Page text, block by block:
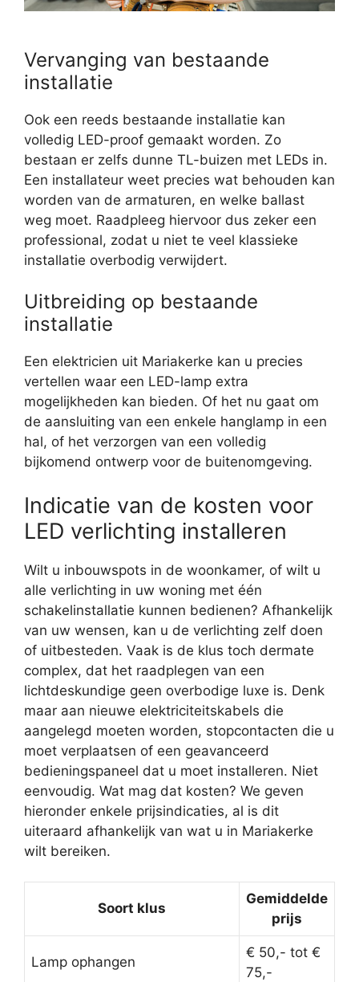
Vervanging van bestaande
installatie
Ook een reeds bestaande installatie kan
volledig LED-proof gemaakt worden. Zo
bestaan er zelfs dunne TL-buizen met LEDs in.
Een installateur weet precies wat behouden kan
worden van de armaturen, en welke ballast
weg moet. Raadpleeg hiervoor dus zeker een
professional, zodat u niet te veel klassieke
installatie overbodig verwijdert.
Uitbreiding op bestaande
installatie
Een elektricien uit Mariakerke kan u precies
vertellen waar een LED-lamp extra
mogelijkheden kan bieden. Of het nu gaat om
de aansluiting van een enkele hanglamp in een
hal, of het verzorgen van een volledig
bijkomend ontwerp voor de buitenomgeving.
Indicatie van de kosten voor
LED verlichting installeren
Wilt u inbouwspots in de woonkamer, of wilt u
alle verlichting in uw woning met één
schakelinstallatie kunnen bedienen? Afhankelijk
van uw wensen, kan u de verlichting zelf doen
of uitbesteden. Vaak is de klus toch dermate
complex, dat het raadplegen van een
lichtdeskundige geen overbodige luxe is. Denk
maar aan nieuwe elektriciteitskabels die
aangelegd moeten worden, stopcontacten die u
moet verplaatsen of een geavanceerd
bedieningspaneel dat u moet installeren. Niet
eenvoudig. Wat mag dat kosten? We geven
hieronder enkele prijsindicaties, al is dit
uiteraard afhankelijk van wat u in Mariakerke
wilt bereiken.
Soort klus
Gemiddelde
prijs
Lamp ophangen
€ 50,- tot €
75,-